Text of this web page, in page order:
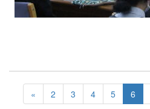
« 2 3 4 5 6